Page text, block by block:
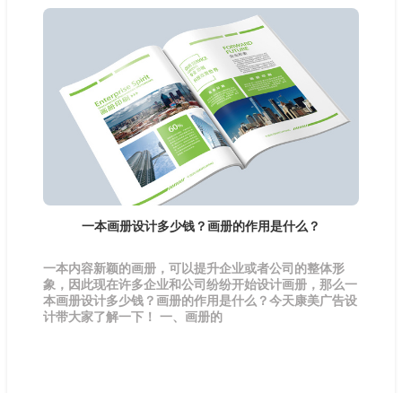
一本画册设计多少钱？画册的作用是什么？
一本内容新颖的画册，可以提升企业或者公司的整体形
象，因此现在许多企业和公司纷纷开始设计画册，那么一
本画册设计多少钱？画册的作用是什么？今天康美广告设
计带大家了解一下！ 一、画册的